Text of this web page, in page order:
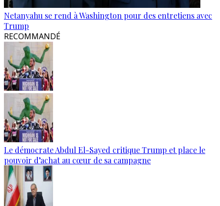
Netanyahu se rend à Washington pour des entretiens avec
Trump
RECOMMANDÉ
Le démocrate Abdul El-Sayed critique Trump et place le
pouvoir d’achat au cœur de sa campagne